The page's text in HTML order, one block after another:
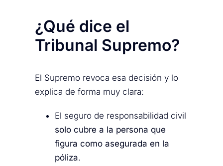
¿Qué dice el
Tribunal Supremo?
El Supremo revoca esa decisión y lo
explica de forma muy clara:
El seguro de responsabilidad civil
solo cubre a la persona que
figura como asegurada en la
póliza.